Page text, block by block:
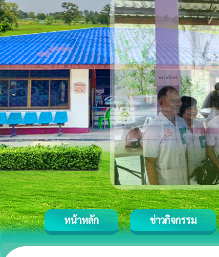
หน้าหลัก ข่าวกิจกรรม